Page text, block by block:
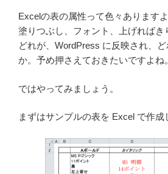
Excelの表の属性って色々あります
塗りつぶし、フォント、上げればき
どれが、WordPress に反映され、
か。予め押さえておきたいですよね。
ではやってみましょう。
まずはサンプルの表を Excel で作成